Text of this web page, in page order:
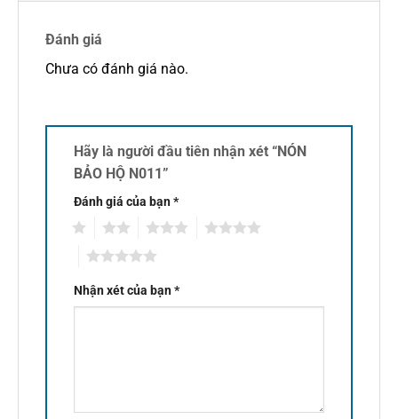
Đánh giá
Chưa có đánh giá nào.
Hãy là người đầu tiên nhận xét “NÓN
BẢO HỘ N011”
Đánh giá của bạn*
Nhận xét của bạn*